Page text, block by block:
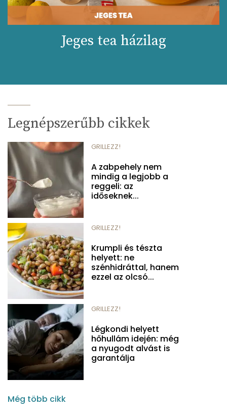
Jeges tea házilag
Legnépszerűbb cikkek
GRILLEZZ!
A zabpehely nem
mindig a legjobb a
reggeli: az
időseknek...
GRILLEZZ!
Krumpli és tészta
helyett: ne
szénhidráttal, hanem
ezzel az olcsó...
GRILLEZZ!
Légkondi helyett
hőhullám idején: még
a nyugodt alvást is
garantálja
Még több cikk